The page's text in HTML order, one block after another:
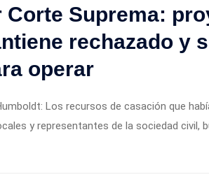
Suprema:
rechazado y
operar
Los recursos de casación que
y representantes de la sociedad civil,